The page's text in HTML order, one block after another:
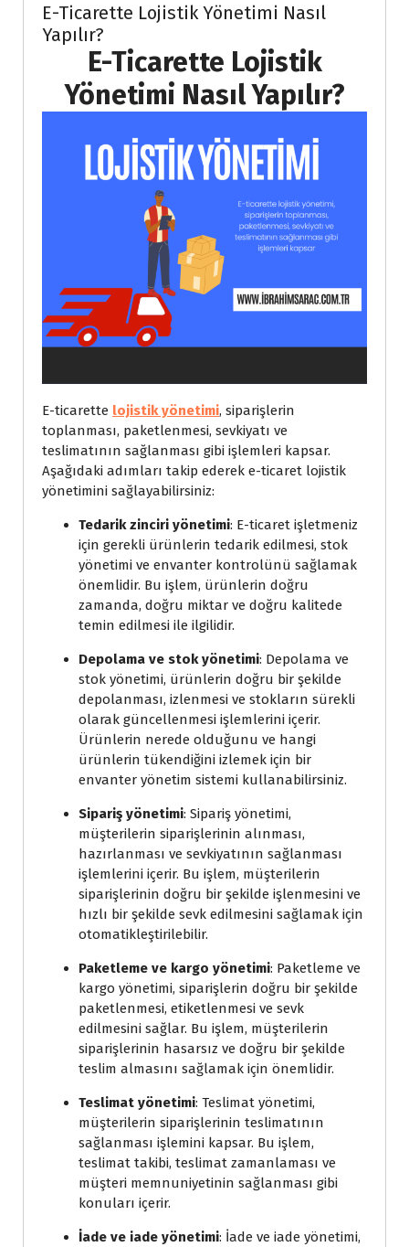
E-Ticarette Lojistik Yönetimi Nasıl
Yapılır?
E-Ticarette Lojistik
Yönetimi Nasıl Yapılır?
E-ticarette lojistik yönetimi, siparişlerin
toplanması, paketlenmesi, sevkiyatı ve
teslimatının sağlanması gibi işlemleri kapsar.
Aşağıdaki adımları takip ederek e-ticaret lojistik
yönetimini sağlayabilirsiniz:
Tedarik zinciri yönetimi: E-ticaret işletmeniz
için gerekli ürünlerin tedarik edilmesi, stok
yönetimi ve envanter kontrolünü sağlamak
önemlidir. Bu işlem, ürünlerin doğru
zamanda, doğru miktar ve doğru kalitede
temin edilmesi ile ilgilidir.
Depolama ve stok yönetimi: Depolama ve
stok yönetimi, ürünlerin doğru bir şekilde
depolanması, izlenmesi ve stokların sürekli
olarak güncellenmesi işlemlerini içerir.
Ürünlerin nerede olduğunu ve hangi
ürünlerin tükendiğini izlemek için bir
envanter yönetim sistemi kullanabilirsiniz.
Sipariş yönetimi: Sipariş yönetimi,
müşterilerin siparişlerinin alınması,
hazırlanması ve sevkiyatının sağlanması
işlemlerini içerir. Bu işlem, müşterilerin
siparişlerinin doğru bir şekilde işlenmesini ve
hızlı bir şekilde sevk edilmesini sağlamak için
otomatikleştirilebilir.
Paketleme ve kargo yönetimi: Paketleme ve
kargo yönetimi, siparişlerin doğru bir şekilde
paketlenmesi, etiketlenmesi ve sevk
edilmesini sağlar. Bu işlem, müşterilerin
siparişlerinin hasarsız ve doğru bir şekilde
teslim almasını sağlamak için önemlidir.
Teslimat yönetimi: Teslimat yönetimi,
müşterilerin siparişlerinin teslimatının
sağlanması işlemini kapsar. Bu işlem,
teslimat takibi, teslimat zamanlaması ve
müşteri memnuniyetinin sağlanması gibi
konuları içerir.
İade ve iade yönetimi: İade ve iade yönetimi,